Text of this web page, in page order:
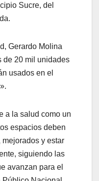
Sucre, del
Gerardo Molina
de 20 mil unidades
usados en el
a la salud como un
espacios deben
y estar
siguiendo las
avanzan para el